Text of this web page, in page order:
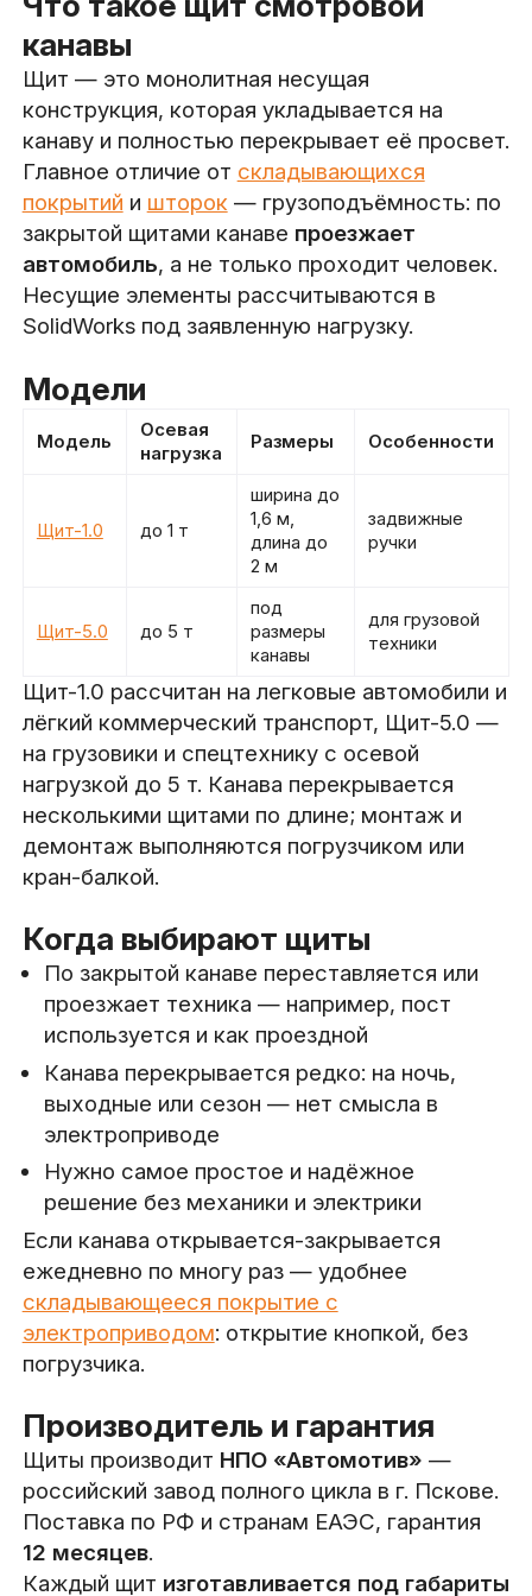
канавы
Щит — это монолитная несущая
конструкция, которая укладывается на
канаву и полностью перекрывает её просвет.
Главное отличие от складывающихся
покрытий и шторок — грузоподъёмность: по
закрытой щитами канаве проезжает
автомобиль, а не только проходит человек.
Несущие элементы рассчитываются в
SolidWorks под заявленную нагрузку.
Модели
Модель
Осевая
нагрузка
Размеры Особенности
Щит-1.0 до 1 т
ширина до
1,6 м,
длина до
2 м
задвижные
ручки
Щит-5.0 до 5 т
под
размеры
канавы
для грузовой
техники
Щит-1.0 рассчитан на легковые автомобили и
лёгкий коммерческий транспорт, Щит-5.0 —
на грузовики и спецтехнику с осевой
нагрузкой до 5 т. Канава перекрывается
несколькими щитами по длине; монтаж и
демонтаж выполняются погрузчиком или
кран-балкой.
Когда выбирают щиты
По закрытой канаве переставляется или
проезжает техника — например, пост
используется и как проездной
Канава перекрывается редко: на ночь,
выходные или сезон — нет смысла в
электроприводе
Нужно самое простое и надёжное
решение без механики и электрики
Если канава открывается-закрывается
ежедневно по многу раз — удобнее
складывающееся покрытие с
электроприводом: открытие кнопкой, без
погрузчика.
Производитель и гарантия
Щиты производит НПО «Автомотив» —
российский завод полного цикла в г. Пскове.
Поставка по РФ и странам ЕАЭС, гарантия
12 месяцев.
Каждый щит изготавливается под габариты